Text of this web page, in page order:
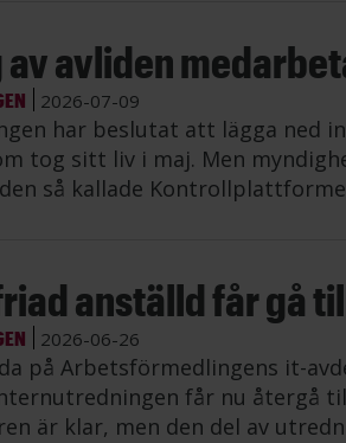
avliden
2026-07-09
har beslutat att lägga ned
tog sitt liv i maj. Men
så kallade
anställd får gå
2026-06-26
på Arbetsförmedlingens it-
får nu återgå
är klar, men den del av